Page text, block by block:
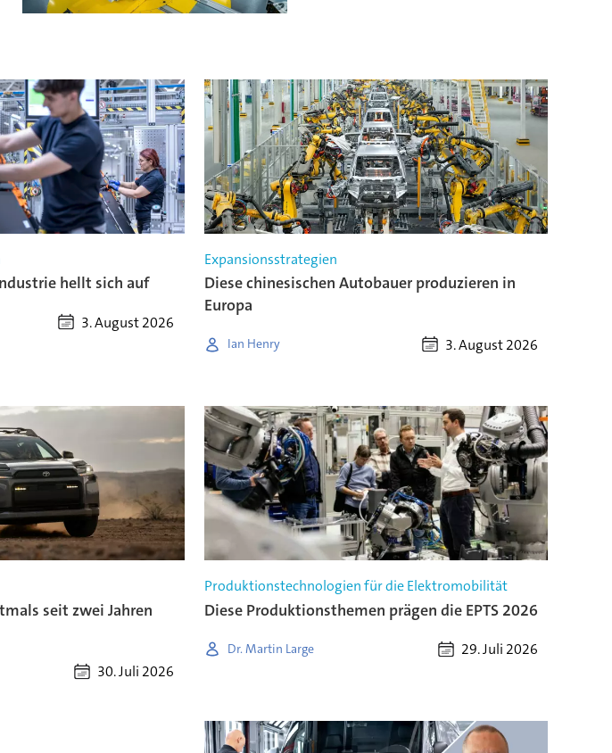
hellt sich auf
3. August 2026
Expansionsstrategien
Diese chinesischen Autobauer produzieren in
Europa
Ian Henry 3. August 2026
seit zwei Jahren
30. Juli 2026
Produktionstechnologien für die Elektromobilität
Diese Produktionsthemen prägen die EPTS 2026
Dr. Martin Large 29. Juli 2026